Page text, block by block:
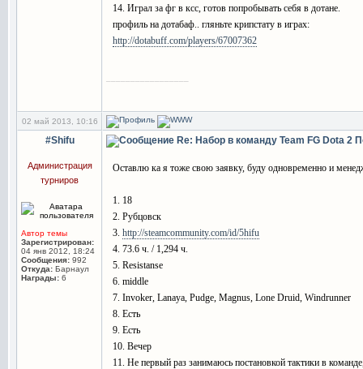
14. Играл за фг в ксс, готов попробывать себя в дотане.
профиль на дотабаф.. гляньте крипстату в играх:
http://dotabuff.com/players/67007362
02 май 2013, 10:16
#Shifu
Администрация
турниров
Автор темы
Зарегистрирован:
04 янв 2012, 18:24
Сообщения: 992
Откуда: Барнаул
Награды: 6
Re: Набор в команду Team FG Dota 2
Оставлю ка я тоже свою заявку, буду одновременно и
1. 18
2. Рубцовск
3. http://steamcommunity.com/id/5hifu
4. 73.6 ч. / 1,294 ч.
5. Resistanse
6. middle
7. Invoker, Lanaya, Pudge, Magnus, Lone Druid, Windrunner
8. Есть
9. Есть
10. Вечер
11. Не первый раз занимаюсь постановкой тактики в